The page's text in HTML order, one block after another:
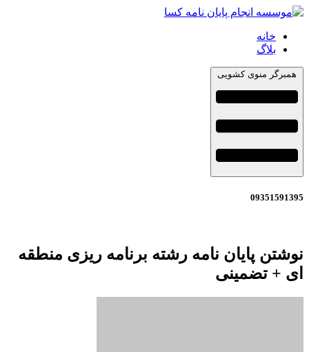
خانه
بلاگ
همبرگر منوی کشویی
09351591395
نوشتن پایان نامه رشته برنامه ریزی منطقه
ای + تضمینی